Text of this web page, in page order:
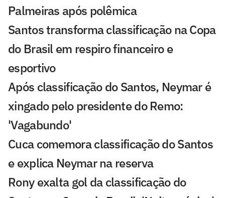
Palmeiras após polêmica
Santos transforma classificação na Copa
do Brasil em respiro financeiro e
esportivo
Após classificação do Santos, Neymar é
xingado pelo presidente do Remo:
'Vagabundo'
Cuca comemora classificação do Santos
e explica Neymar na reserva
Rony exalta gol da classificação do